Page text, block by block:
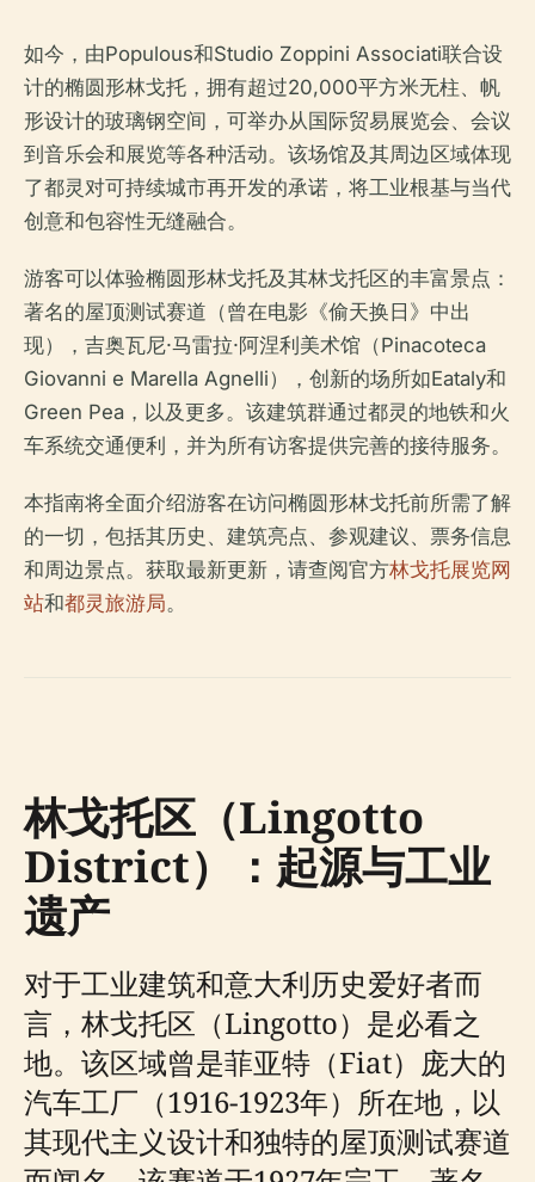
如今，由Populous和Studio Zoppini Associati联合设
计的椭圆形林戈托，拥有超过20,000平方米无柱、帆
形设计的玻璃钢空间，可举办从国际贸易展览会、会议
到音乐会和展览等各种活动。该场馆及其周边区域体现
了都灵对可持续城市再开发的承诺，将工业根基与当代
创意和包容性无缝融合。
游客可以体验椭圆形林戈托及其林戈托区的丰富景点：
著名的屋顶测试赛道（曾在电影《偷天换日》中出
现），吉奥瓦尼·马雷拉·阿涅利美术馆（Pinacoteca
Giovanni e Marella Agnelli），创新的场所如Eataly和
Green Pea，以及更多。该建筑群通过都灵的地铁和火
车系统交通便利，并为所有访客提供完善的接待服务。
本指南将全面介绍游客在访问椭圆形林戈托前所需了解
的一切，包括其历史、建筑亮点、参观建议、票务信息
和周边景点。获取最新更新，请查阅官方林戈托展览网
站和都灵旅游局。
林戈托区（Lingotto
District）：起源与工业
遗产
对于工业建筑和意大利历史爱好者而
言，林戈托区（Lingotto）是必看之
地。该区域曾是菲亚特（Fiat）庞大的
汽车工厂（1916-1923年）所在地，以
其现代主义设计和独特的屋顶测试赛道